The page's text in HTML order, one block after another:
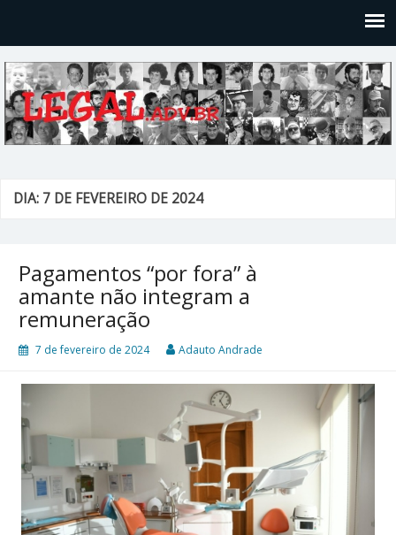
DIA: 7 DE FEVEREIRO DE 2024
Pagamentos “por fora” à
amante não integram a
remuneração
7 de fevereiro de 2024 Adauto Andrade